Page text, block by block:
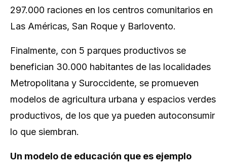
297.000 raciones en los centros comunitarios en
Las Américas, San Roque y Barlovento.
Finalmente, con 5 parques productivos se
benefician 30.000 habitantes de las localidades
Metropolitana y Suroccidente, se promueven
modelos de agricultura urbana y espacios verdes
productivos, de los que ya pueden autoconsumir
lo que siembran.
Un modelo de educación que es ejemplo